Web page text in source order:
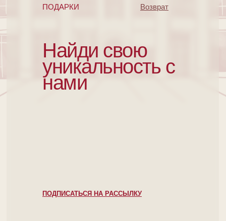
ПОДАРКИ
Возврат
Найди свою
уникальность с
нами
ПОДПИСАТЬСЯ НА РАССЫЛКУ